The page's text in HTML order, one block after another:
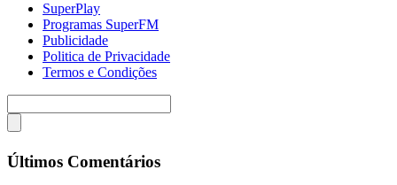
SuperPlay
Programas SuperFM
Publicidade
Politica de Privacidade
Termos e Condições
Últimos Comentários